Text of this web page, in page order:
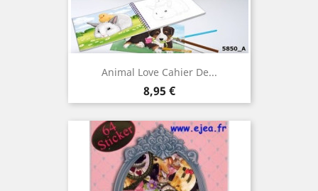
Animal Love Cahier De...
Prix
8,95 €